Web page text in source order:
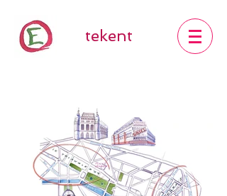
tekent